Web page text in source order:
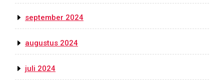
september 2024
augustus 2024
juli 2024